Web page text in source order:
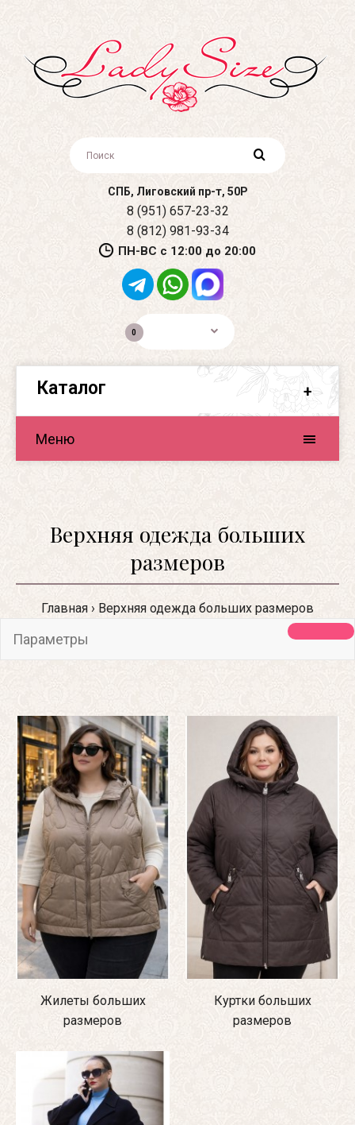
СПБ, Лиговский пр-т, 50Р
8 (951) 657-23-32
8 (812) 981-93-34
ПН-ВС с 12:00 до 20:00
0
Каталог
Меню
Верхняя одежда больших
размеров
Главная Верхняя одежда больших размеров
Параметры
Жилеты больших
размеров
Куртки больших
размеров